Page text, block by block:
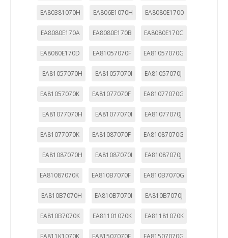
EA80381070H EA806E1070H EA8080E1700
EA8080E170A EA8080E170B EA8080E170C
EA8080E170D EA81057070F EA81057070G
EA81057070H EA81057070I EA81057070J
EA81057070K EA81077070F EA81077070G
EA81077070H EA81077070I EA81077070J
EA81077070K EA81087070F EA81087070G
EA81087070H EA81087070I EA81087070J
EA81087070K EA810B7070F EA810B7070G
EA810B7070H EA810B7070I EA810B7070J
EA810B7070K EA81101070K EA81181070K
EA811K1070K EA81507070F EA81507070G